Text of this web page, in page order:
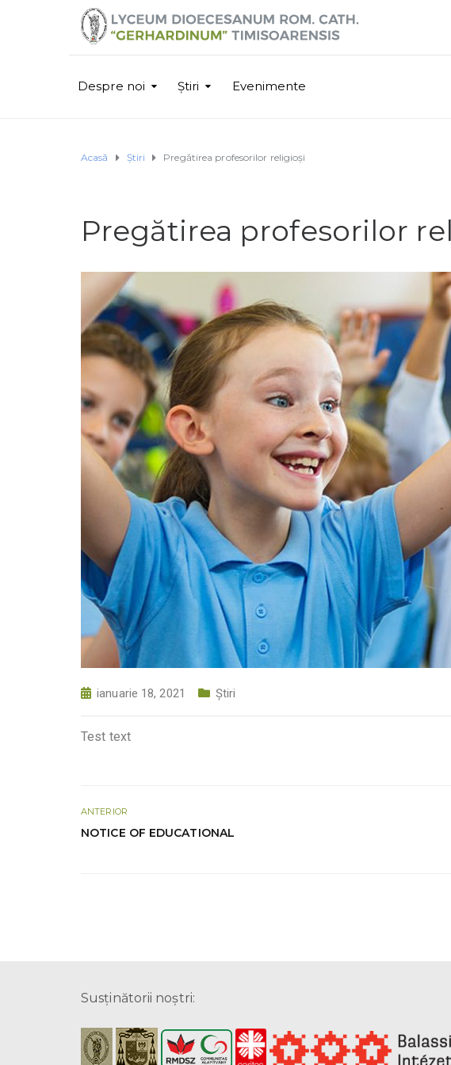
Despre noi Știri Evenimente
Acasă Știri Pregătirea profesorilor religioși
Pregătirea profesorilor
ianuarie 18, 2021 Știri
Test text
ANTERIOR
NOTICE OF EDUCATIONAL
Susţinătorii noştri: